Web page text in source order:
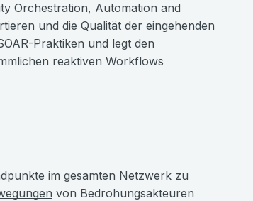
Orchestration, Automation and
und die Qualität der eingehenden
Praktiken und legt den
reaktiven Workflows
im gesamten Netzwerk zu
von Bedrohungsakteuren